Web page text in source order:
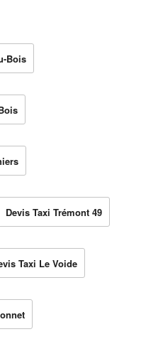
Bois
Devis Taxi Trémont 49
Taxi Le Voide